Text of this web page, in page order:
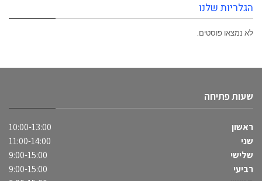
הגלריות שלנו
לא נמצאו פוסטים.
שעות פתיחה
ראשון
10:00-13:00
שני
11:00-14:00
שלישי
9:00-15:00
רביעי
9:00-15:00